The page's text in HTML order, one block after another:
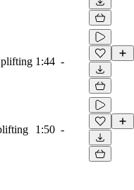
1:44 -
1:50 -